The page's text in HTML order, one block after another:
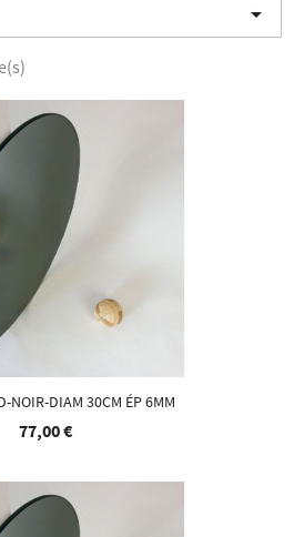

NOIR-DIAM 30CM ÉP 6MM
77,00 €